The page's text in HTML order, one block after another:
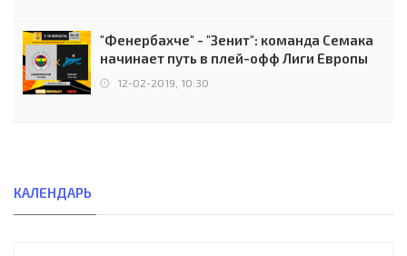
"Фенербахче" - "Зенит": команда Семака
начинает путь в плей-офф Лиги Европы
12-02-2019, 10:30
КАЛЕНДАРЬ